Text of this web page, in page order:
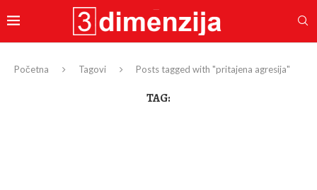
Početna Tagovi Posts tagged with "pritajena agresija"
TAG: